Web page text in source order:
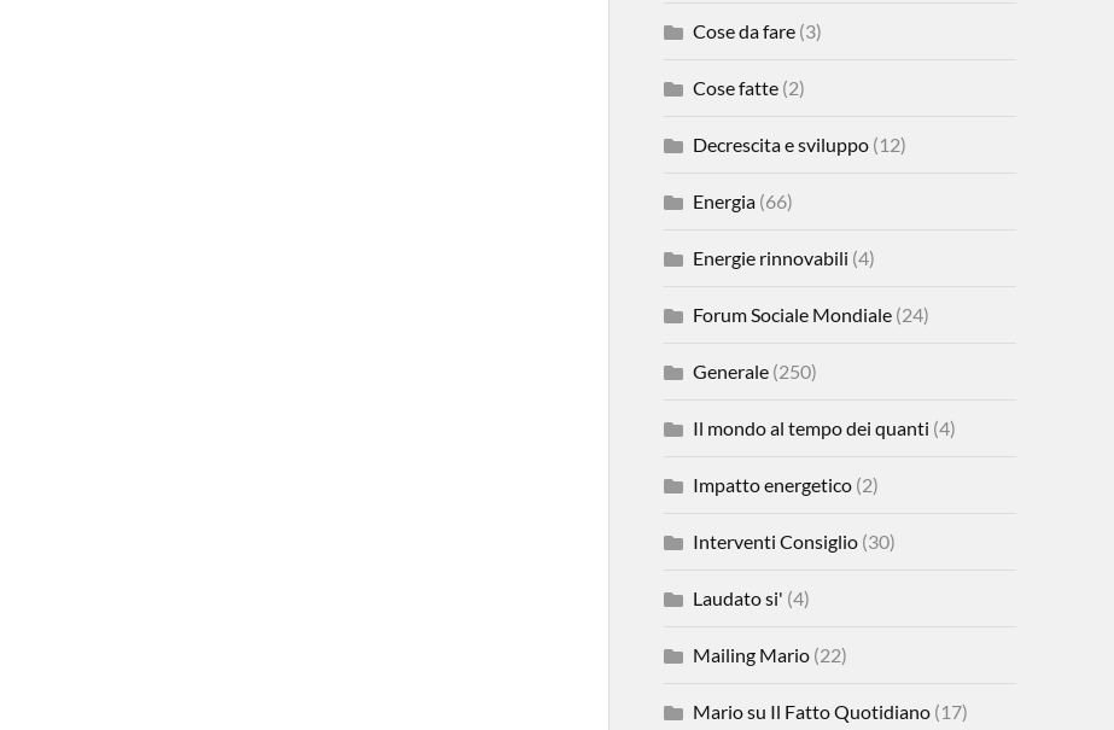
Cose da fare(3)
Cose fatte(2)
Decrescita e sviluppo(12)
Energia(66)
Energie rinnovabili (4)
Forum Sociale Mondiale(24)
Generale(250)
Il mondo al tempo dei quanti (4)
Impatto energetico(2)
Interventi Consiglio(30)
Laudato si' (4)
Mailing Mario(22)
Mario su Il Fatto Quotidiano(17)